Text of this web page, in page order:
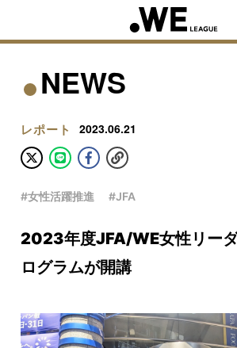
NEWS
レポート 2023.06.21
#女性活躍推進 #JFA
2023年度JFA/WE女性リー
ログラムが開講